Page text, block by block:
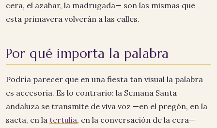
cera, el azahar, la madrugada— son las mismas que
esta primavera volverán a las calles.
Por qué importa la palabra
Podría parecer que en una fiesta tan visual la palabra
es accesoria. Es lo contrario: la Semana Santa
andaluza se transmite de viva voz —en el pregón, en la
saeta, en la tertulia, en la conversación de la cera—